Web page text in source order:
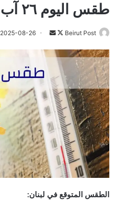
طقس اليوم ٢٦ آب
Beirut Post
تابع
X
أرسل
إلكترونيا
2025-08-26
الطقس المتوقع في لبنان: